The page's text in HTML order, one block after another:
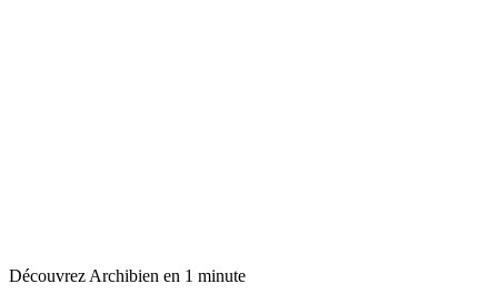
Découvrez Archibien en 1 minute